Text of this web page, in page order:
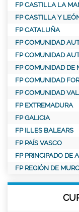
FP CASTILLA LA
FP CASTILLA Y
FP CATALUÑA
FP COMUNIDAD
FP COMUNIDAD
FP COMUNIDAD DE
FP COMUNIDAD
FP COMUNIDAD
FP EXTREMADURA
FP GALICIA
FP ILLES BALEARS
FP PAÍS VASCO
FP PRINCIPADO DE
FP REGIÓN DE